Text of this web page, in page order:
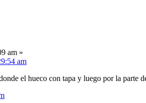
am »
am
el hueco con tapa y luego por la parte